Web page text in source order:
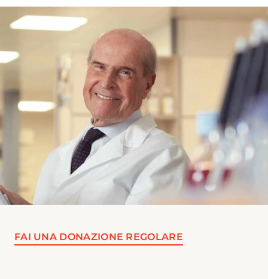
FAI UNA DONAZIONE REGOLARE